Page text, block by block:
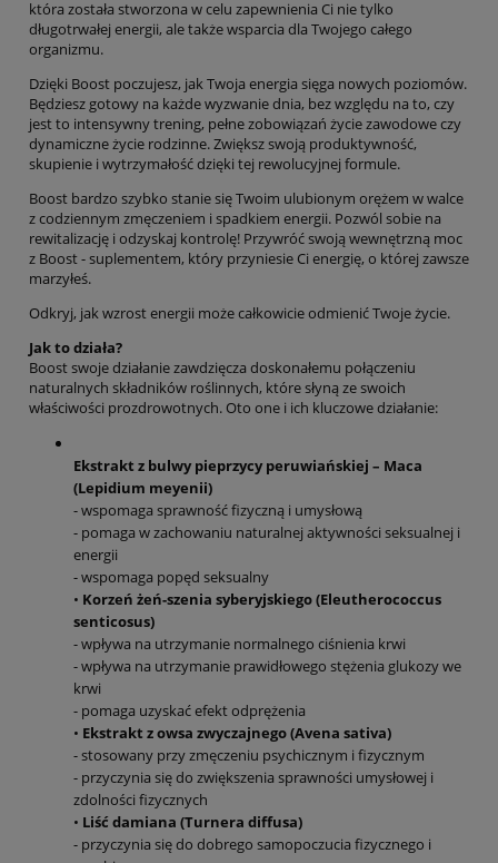
która została stworzona w celu zapewnienia Ci nie tylko
długotrwałej energii, ale także wsparcia dla Twojego całego
organizmu.
Dzięki Boost poczujesz, jak Twoja energia sięga nowych poziomów.
Będziesz gotowy na każde wyzwanie dnia, bez względu na to, czy
jest to intensywny trening, pełne zobowiązań życie zawodowe czy
dynamiczne życie rodzinne. Zwiększ swoją produktywność,
skupienie i wytrzymałość dzięki tej rewolucyjnej formule.
Boost bardzo szybko stanie się Twoim ulubionym orężem w walce
z codziennym zmęczeniem i spadkiem energii. Pozwól sobie na
rewitalizację i odzyskaj kontrolę! Przywróć swoją wewnętrzną moc
z Boost - suplementem, który przyniesie Ci energię, o której zawsze
marzyłeś.
Odkryj, jak wzrost energii może całkowicie odmienić Twoje życie.
Jak to działa?
Boost swoje działanie zawdzięcza doskonałemu połączeniu
naturalnych składników roślinnych, które słyną ze swoich
właściwości prozdrowotnych. Oto one i ich kluczowe działanie:
Ekstrakt z bulwy pieprzycy peruwiańskiej – Maca
(Lepidium meyenii)
- wspomaga sprawność fizyczną i umysłową
- pomaga w zachowaniu naturalnej aktywności seksualnej i
energii
- wspomaga popęd seksualny
• Korzeń żeń-szenia syberyjskiego (Eleutherococcus
senticosus)
- wpływa na utrzymanie normalnego ciśnienia krwi
- wpływa na utrzymanie prawidłowego stężenia glukozy we
krwi
- pomaga uzyskać efekt odprężenia
• Ekstrakt z owsa zwyczajnego (Avena sativa)
- stosowany przy zmęczeniu psychicznym i fizycznym
- przyczynia się do zwiększenia sprawności umysłowej i
zdolności fizycznych
• Liść damiana (Turnera diffusa)
- przyczynia się do dobrego samopoczucia fizycznego i